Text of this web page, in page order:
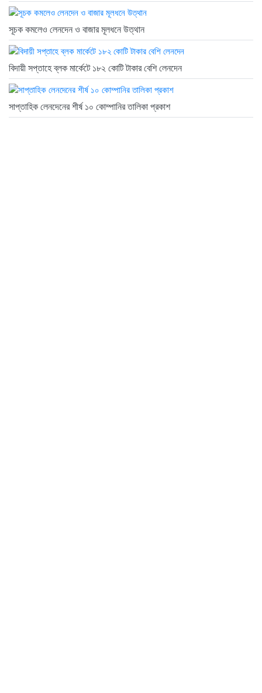
সূচক কমলেও লেনদেন ও বাজার মূলধনে উত্থান
বিদায়ী সপ্তাহে ব্লক মার্কেটে ১৮২ কোটি টাকার বেশি লেনদেন
সাপ্তাহিক লেনদেনের শীর্ষ ১০ কোম্পানির তালিকা প্রকাশ